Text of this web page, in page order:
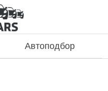
Автоподбор